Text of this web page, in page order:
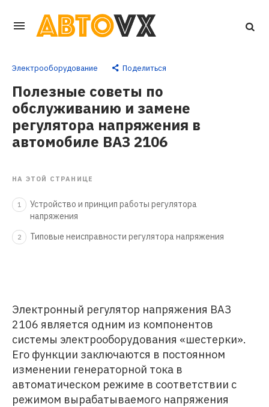
Перейти
контенту
Электрооборудование Поделиться
Полезные советы по
обслуживанию и замене
регулятора напряжения в
автомобиле ВАЗ 2106
НА ЭТОЙ СТРАНИЦЕ
1
Устройство и принцип работы регулятора
напряжения
2 Типовые неисправности регулятора напряжения
Электронный регулятор напряжения ВАЗ
2106 является одним из компонентов
системы электрооборудования «шестерки».
Его функции заключаются в постоянном
изменении генераторной тока в
автоматическом режиме в соответствии с
режимом вырабатываемого напряжения